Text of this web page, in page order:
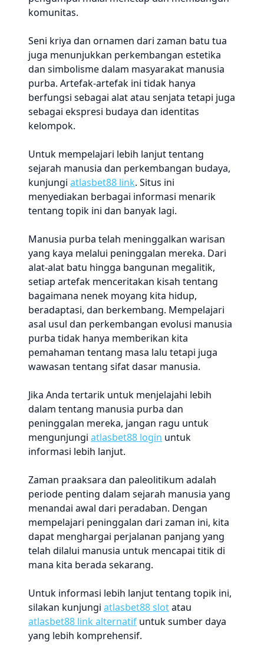
komunitas.
Seni kriya dan ornamen dari zaman batu tua
juga menunjukkan perkembangan estetika
dan simbolisme dalam masyarakat manusia
purba. Artefak-artefak ini tidak hanya
berfungsi sebagai alat atau senjata tetapi juga
sebagai ekspresi budaya dan identitas
kelompok.
Untuk mempelajari lebih lanjut tentang
sejarah manusia dan perkembangan budaya,
kunjungi atlasbet88 link. Situs ini
menyediakan berbagai informasi menarik
tentang topik ini dan banyak lagi.
Manusia purba telah meninggalkan warisan
yang kaya melalui peninggalan mereka. Dari
alat-alat batu hingga bangunan megalitik,
setiap artefak menceritakan kisah tentang
bagaimana nenek moyang kita hidup,
beradaptasi, dan berkembang. Mempelajari
asal usul dan perkembangan evolusi manusia
purba tidak hanya memberikan kita
pemahaman tentang masa lalu tetapi juga
wawasan tentang sifat dasar manusia.
Jika Anda tertarik untuk menjelajahi lebih
dalam tentang manusia purba dan
peninggalan mereka, jangan ragu untuk
mengunjungi atlasbet88 login untuk
informasi lebih lanjut.
Zaman praaksara dan paleolitikum adalah
periode penting dalam sejarah manusia yang
menandai awal dari peradaban. Dengan
mempelajari peninggalan dari zaman ini, kita
dapat menghargai perjalanan panjang yang
telah dilalui manusia untuk mencapai titik di
mana kita berada sekarang.
Untuk informasi lebih lanjut tentang topik ini,
silakan kunjungi atlasbet88 slotatau
atlasbet88 link alternatif untuk sumber daya
yang lebih komprehensif.